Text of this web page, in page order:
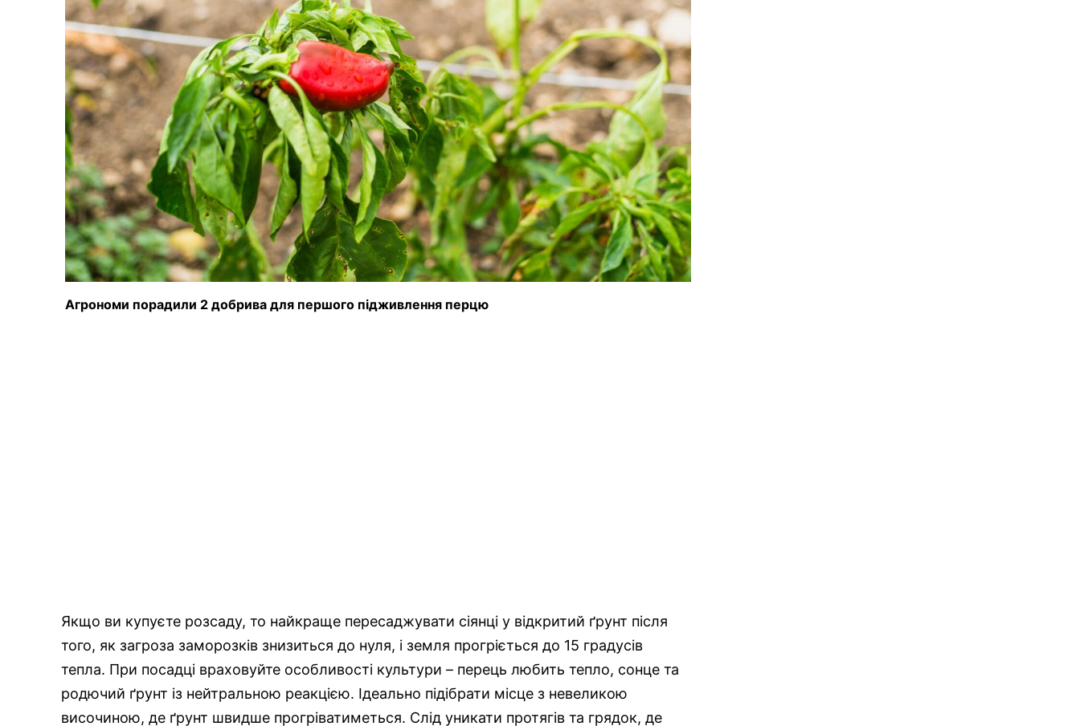
Агрономи порадили 2 добрива для першого підживлення перцю
Якщо ви купуєте розсаду, то найкраще пересаджувати сіянці у відкритий ґрунт після
того, як загроза заморозків знизиться до нуля, і земля прогріється до 15 градусів
тепла. При посадці враховуйте особливості культури – перець любить тепло, сонце та
родючий ґрунт із нейтральною реакцією. Ідеально підібрати місце з невеликою
височиною, де ґрунт швидше прогріватиметься. Слід уникати протягів та грядок, де